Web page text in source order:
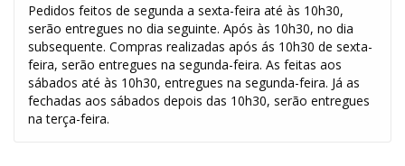
Pedidos feitos de segunda a sexta-feira até às 10h30,
serão entregues no dia seguinte. Após às 10h30, no dia
subsequente. Compras realizadas após ás 10h30 de sexta-
feira, serão entregues na segunda-feira. As feitas aos
sábados até às 10h30, entregues na segunda-feira. Já as
fechadas aos sábados depois das 10h30, serão entregues
na terça-feira.